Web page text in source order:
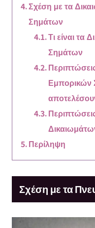
Σχέση με τα
Σημάτων
Τι είναι τα
Σημάτων
Εμπορικών
Περίληψη
Σχέση με τα